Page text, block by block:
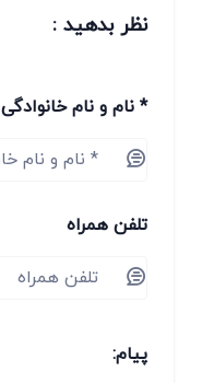
نظر بدهید :
* نام و نام خانوادگی
تلفن همراه
پیام: